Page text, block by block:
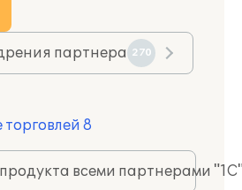
партнера 270
8
всеми партнерами